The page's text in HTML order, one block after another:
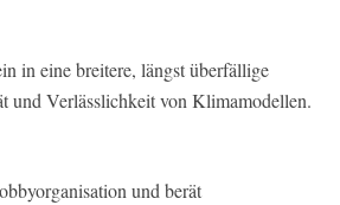
in eine breitere, längst überfällige
und Verlässlichkeit von Klimamodellen.
und berät